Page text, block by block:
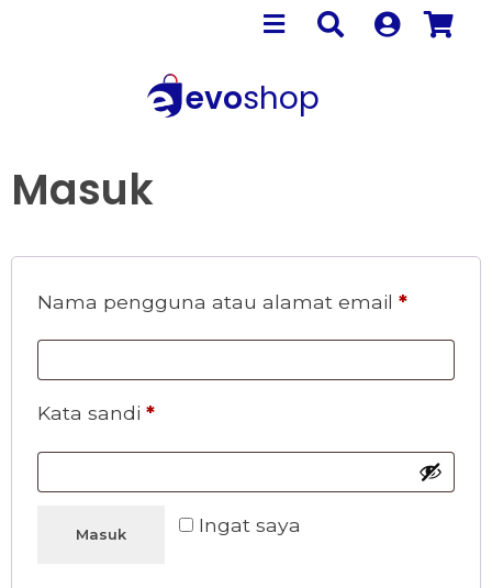
evoshop
Masuk
Nama pengguna atau alamat email *
Kata sandi *
Ingat saya
Masuk